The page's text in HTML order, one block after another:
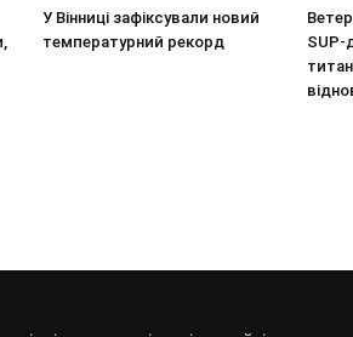
У Вінниці зафіксували новий
температурний рекорд
SUP-